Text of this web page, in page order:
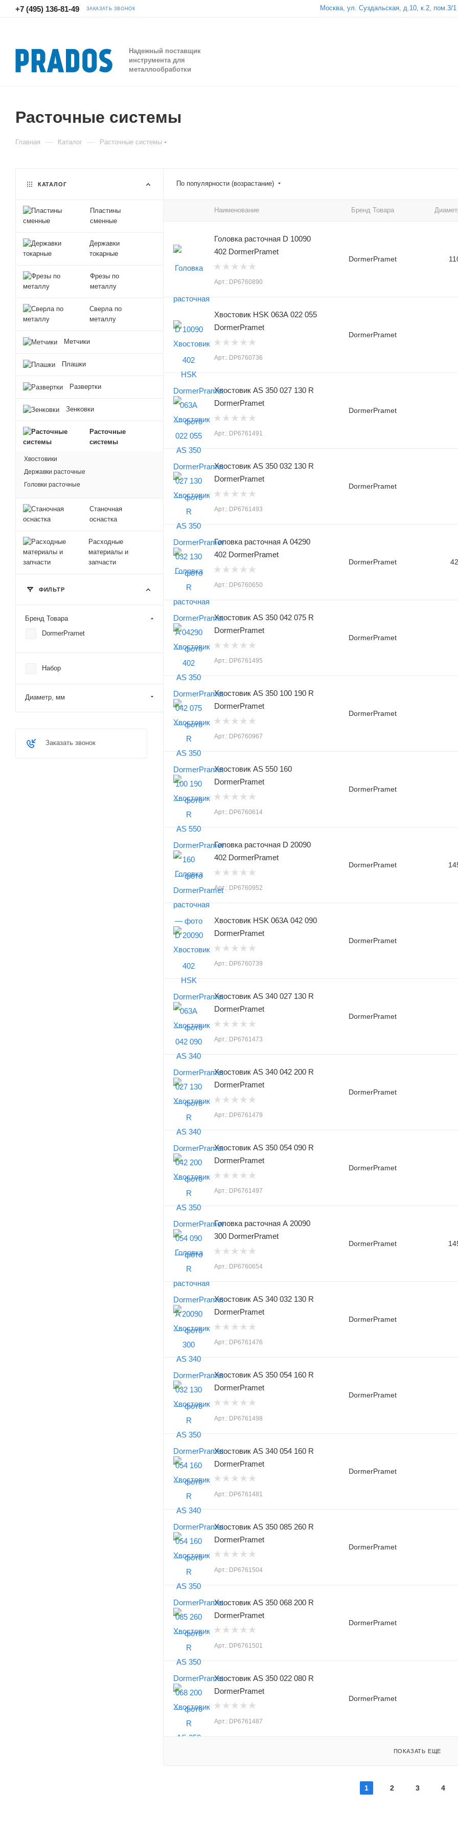
+7 (495) 136-81-49 ЗАКАЗАТЬ ЗВОНОК Москва, ул. Суздальская, д.10, к.2, пом.3/1
Надежный поставщик
инструмента для
металлообработки
Расточные системы
Главная — Каталог — Расточные системы
По популярности (возрастание)
Наименование Бренд Товара
Головка расточная D 10090
402 DormerPramet
Арт.: DP6760890
DormerPramet
Хвостовик HSK 063A 022 055
DormerPramet
Арт.: DP6760736
DormerPramet
Хвостовик AS 350 027 130 R
DormerPramet
Арт.: DP6761491
DormerPramet
Хвостовик AS 350 032 130 R
DormerPramet
Арт.: DP6761493
DormerPramet
Головка расточная A 04290
402 DormerPramet
Арт.: DP6760650
DormerPramet 42
Хвостовик AS 350 042 075 R
DormerPramet
Арт.: DP6761495
DormerPramet
Хвостовик AS 350 100 190 R
DormerPramet
Арт.: DP6760967
DormerPramet
Хвостовик AS 550 160
DormerPramet
Арт.: DP6760614
DormerPramet
Головка расточная D 20090
402 DormerPramet
Арт.: DP6760952
DormerPramet
Хвостовик HSK 063A 042 090
DormerPramet
Арт.: DP6760739
DormerPramet
Хвостовик AS 340 027 130 R
DormerPramet
Арт.: DP6761473
DormerPramet
Хвостовик AS 340 042 200 R
DormerPramet
Арт.: DP6761479
DormerPramet
Хвостовик AS 350 054 090 R
DormerPramet
Арт.: DP6761497
DormerPramet
Головка расточная A 20090
300 DormerPramet
Арт.: DP6760654
DormerPramet
Хвостовик AS 340 032 130 R
DormerPramet
Арт.: DP6761476
DormerPramet
Хвостовик AS 350 054 160 R
DormerPramet
Арт.: DP6761498
DormerPramet
Хвостовик AS 340 054 160 R
DormerPramet
Арт.: DP6761481
DormerPramet
Хвостовик AS 350 085 260 R
DormerPramet
Арт.: DP6761504
DormerPramet
Хвостовик AS 350 068 200 R
DormerPramet
Арт.: DP6761501
DormerPramet
Хвостовик AS 350 022 080 R
DormerPramet
Арт.: DP6761487
DormerPramet
ПОКАЗАТЬ ЕЩЕ
1 2 3 4
КАТАЛОГ
Пластины
сменные
Державки
токарные
Фрезы по
металлу
Сверла по
металлу
Метчики
Плашки
Развертки
Зенковки
Расточные
системы
Хвостовики
Державки расточные
Головки расточные
Станочная
оснастка
Расходные
материалы и
запчасти
ФИЛЬТР
Бренд Товара
DormerPramet
Набор
Диаметр, мм
Заказать звонок